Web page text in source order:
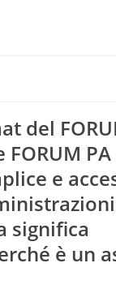
del
e
significa
è un